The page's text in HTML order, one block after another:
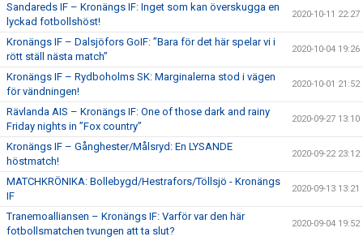
Sandareds IF – Kronängs IF: Inget som kan överskugga en
lyckad fotbollshöst!
2020-10-11 22:27
Kronängs IF – Dalsjöfors GoIF: ”Bara för det här spelar vi i
rött ställ nästa match”
2020-10-04 19:26
Kronängs IF – Rydboholms SK: Marginalerna stod i vägen
för vändningen!
2020-10-01 21:52
Rävlanda AIS – Kronängs IF: One of those dark and rainy
Friday nights in ”Fox country”
2020-09-27 13:10
Kronängs IF – Gånghester/Målsryd: En LYSANDE
höstmatch!
2020-09-22 23:12
MATCHKRÖNIKA: Bollebygd/Hestrafors/Töllsjö - Kronängs
IF
2020-09-13 13:21
Tranemoalliansen – Kronängs IF: Varför var den här
fotbollsmatchen tvungen att ta slut?
2020-09-04 19:52